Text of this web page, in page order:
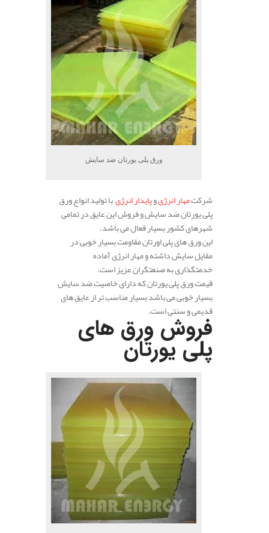
ورق پلی یورتان ضد سایش
شرکتمهار انرژیوپایدار انرژیبا تولید انواع ورق
پلی یورتان ضد سایش و فروش این عایق در تمامی
شهرهای کشور بسیار فعال می باشد.
این ورق های پلی اورتان مقاومت بسیار خوبی در
مقایل سایش داشته و مهار انرژی آماده
خدمتگذاری به صنعتگران عزیز است.
قیمت ورق پلی یورتان که دارای خاصیت ضد سایش
بسیار خوبی می باشد بسیار مناسب تر از عایق های
قدیمی و سنتی است.
فروش ورق های
پلی یورتان